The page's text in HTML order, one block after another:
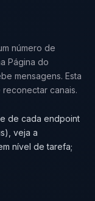
número de
Página do
mensagens. Esta
canais.
de cada endpoint
veja a
nível de tarefa;